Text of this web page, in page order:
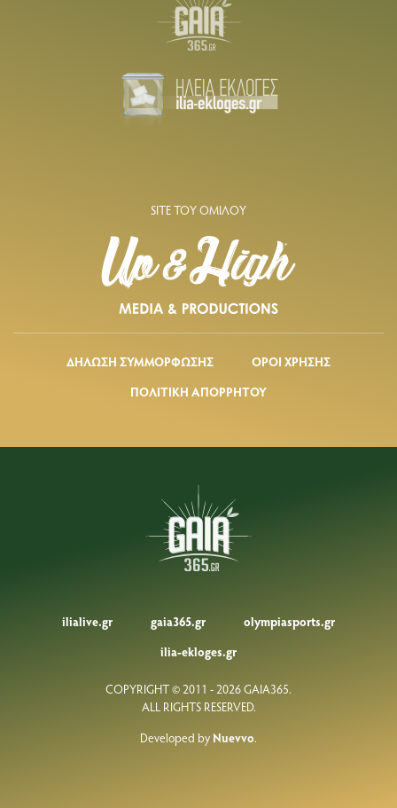
SITE ΤΟΥ ΟΜΙΛΟΥ
ΔΗΛΩΣΗ ΣΥΜΜΟΡΦΩΣΗΣ
ΟΡΟΙ ΧΡΗΣΗΣ
ΠΟΛΙΤΙΚΗ ΑΠΟΡΡΗΤΟΥ
ilialive.gr gaia365.gr
olympiasports.gr
ilia-ekloges.gr
COPYRIGHT © 2011 - 2026 GAIA365.
ALL RIGHTS RESERVED.
Developed by Nuevvo.